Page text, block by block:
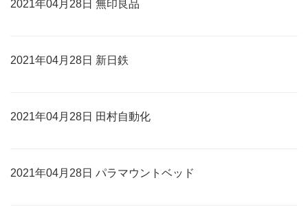
2021年04月28日 無印良品
2021年04月28日 新日鉄
2021年04月28日 田村自動化
2021年04月28日 パラマウントベッド